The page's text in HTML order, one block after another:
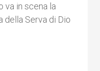
va in scena la
della Serva di Dio